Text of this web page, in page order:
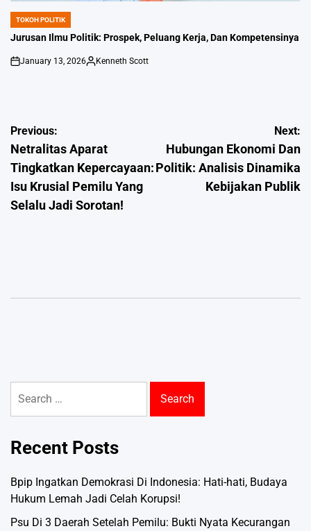
POSTED
IN
TOKOH POLITIK
Jurusan Ilmu Politik: Prospek, Peluang Kerja, Dan Kompetensinya
on
January 13, 2026
Posted
Kenneth Scott
Post
navigation
Previous:
Netralitas Aparat
Tingkatkan Kepercayaan:
Isu Krusial Pemilu Yang
Selalu Jadi Sorotan!
Next:
Hubungan Ekonomi Dan
Politik: Analisis Dinamika
Kebijakan Publik
for:
Recent Posts
Bpip Ingatkan Demokrasi Di Indonesia: Hati-hati, Budaya
Hukum Lemah Jadi Celah Korupsi!
Psu Di 3 Daerah Setelah Pemilu: Bukti Nyata Kecurangan